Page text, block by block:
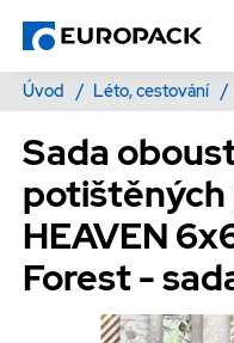
Úvod / Léto, cestování /
Sada
potištěných
HEAVEN
Forest -